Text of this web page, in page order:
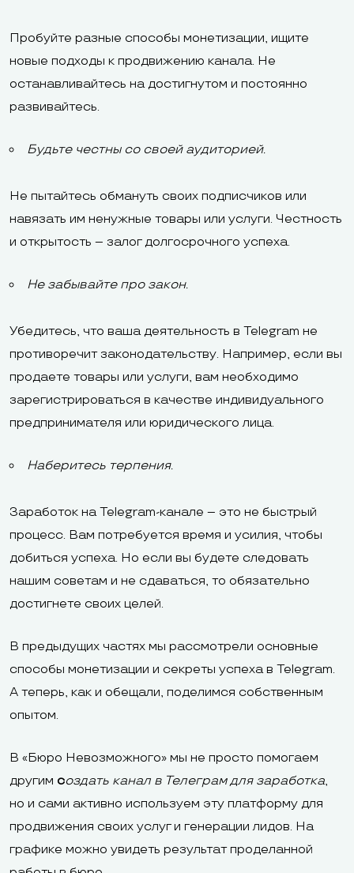
Пробуйте разные способы монетизации, ищите
новые подходы к продвижению канала. Не
останавливайтесь на достигнутом и постоянно
развивайтесь.
Будьте честны со своей аудиторией.
Не пытайтесь обмануть своих подписчиков или
навязать им ненужные товары или услуги. Честность
и открытость – залог долгосрочного успеха.
Не забывайте про закон.
Убедитесь, что ваша деятельность в Telegram не
противоречит законодательству. Например, если вы
продаете товары или услуги, вам необходимо
зарегистрироваться в качестве индивидуального
предпринимателя или юридического лица.
Наберитесь терпения.
Заработок на Telegram-канале – это не быстрый
процесс. Вам потребуется время и усилия, чтобы
добиться успеха. Но если вы будете следовать
нашим советам и не сдаваться, то обязательно
достигнете своих целей.
В предыдущих частях мы рассмотрели основные
способы монетизации и секреты успеха в Telegram.
А теперь, как и обещали, поделимся собственным
опытом.
В «Бюро Невозможного» мы не просто помогаем
другим создать канал в Телеграм для заработка,
но и сами активно используем эту платформу для
продвижения своих услуг и генерации лидов. На
графике можно увидеть результат проделанной